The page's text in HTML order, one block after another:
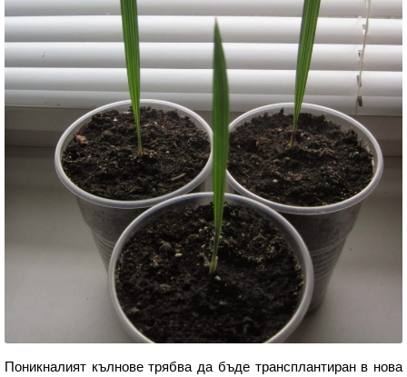
Поникналият кълнове трябва да бъде трансплантиран в нова